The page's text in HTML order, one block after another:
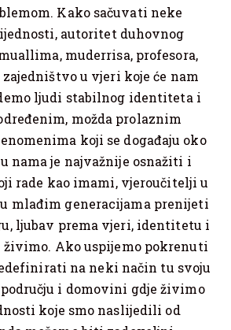
Kako sačuvati neke
autoritet duhovnog
muderrisa, profesora,
u vjeri koje će nam
ljudi stabilnog identiteta i
možda prolaznim
koji se događaju oko
nama je najvažnije osnažiti i
rade kao imami, vjeroučitelji u
mlađim generacijama prenijeti
ljubav prema vjeri, identitetu i
Ako uspijemo pokrenuti
na neki način tu svoju
i domovini gdje živimo
koje smo naslijedili od